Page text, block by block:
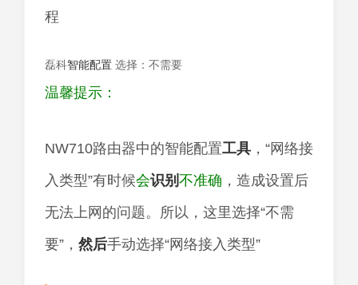
磊科智能配置 选择：不需要
温馨提示：
NW710路由器中的智能配置工具 ，“网络接
入类型”有时候会识别 不准确 ，造成设置后
无法上网的问题。所以，这里选择“不需
要”， 然后手动选择“网络接入类型”